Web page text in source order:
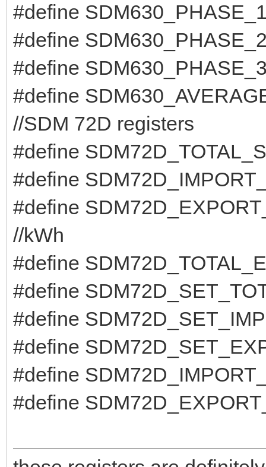
#define
#define
#define
#define
//SDM 72D registers
#define
#define
#define
//kWh
#define
#define
#define
#define
#define
#define